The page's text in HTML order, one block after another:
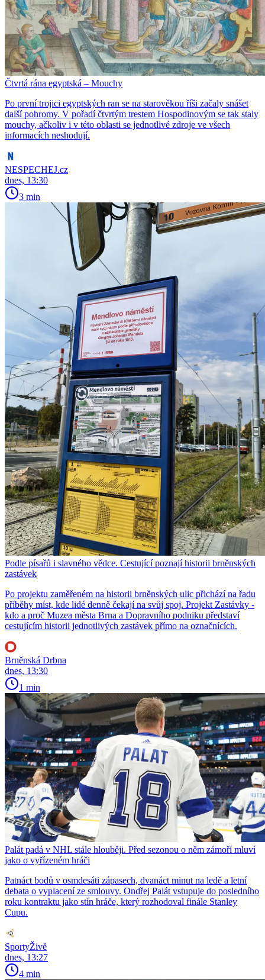
Čtvrtá rána egyptská – Mouchy
Po první trojici egyptských ran se na starověkou říši začaly snášet
další pohromy. V pořadí čtvrtým trestem Hospodinovým se tak staly
mouchy, ačkoliv i v této oblasti se jednotlivé zdroje ve všech
informacích neshodují.
NESPECHEJ.cz
dnes, 13:30
3 min
Podle písařů i slavného vědce. Cestující poznají historii brněnských
zastávek
Po projektu zaměřeném na historii brněnských ulic přichází na řadu
příběhy míst, kde lidé denně čekají na svůj spoj. Projekt Zastávky -
kdo a proč Muzea města Brna a Dopravního podniku představí
cestujícím historii jednotlivých zastávek přímo na označnících.
Brněnská Drbna
dnes, 13:30
1 min
Palát padá v NHL stále hlouběji. Před sezonou o něm zámoří mluví
jako o vyřízeném hráči
Patnáct bodů v osmdesáti zápasech, dvanáct minut na ledě a letní
debata o vyplacení ze smlouvy. Ondřej Palát vstupuje do posledního
roku kontraktu jako stín hráče, který rozhodoval finále Stanley
Cupu.
SportyŽivě
dnes, 13:27
4 min